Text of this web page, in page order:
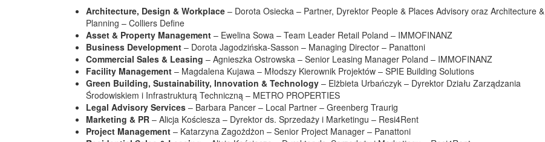
Architecture, Design & Workplace – Dorota Osiecka – Partner, Dyrektor People & Places Advisory oraz Architecture &
Planning – Colliers Define
Asset & Property Management – Ewelina Sowa – Team Leader Retail Poland – IMMOFINANZ
Business Development – Dorota Jagodzińska-Sasson – Managing Director – Panattoni
Commercial Sales & Leasing – Agnieszka Ostrowska – Senior Leasing Manager Poland – IMMOFINANZ
Facility Management – Magdalena Kujawa – Młodszy Kierownik Projektów – SPIE Building Solutions
Green Building, Sustainability, Innovation & Technology – Elżbieta Urbańczyk – Dyrektor Działu Zarządzania
Środowiskiem i Infrastrukturą Techniczną – METRO PROPERTIES
Legal Advisory Services – Barbara Pancer – Local Partner – Greenberg Traurig
Marketing & PR – Alicja Kościesza – Dyrektor ds. Sprzedaży i Marketingu – Resi4Rent
Project Management – Katarzyna Zagożdżon – Senior Project Manager – Panattoni